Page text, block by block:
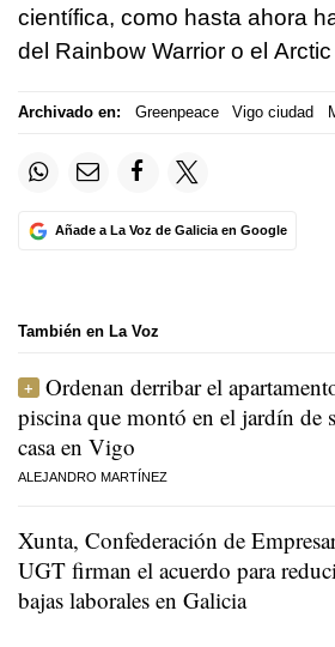
científica, como hasta ahora
del Rainbow Warrior o el
Archivado en: Greenpeace Vigo ciudad
Añade a La Voz de Galicia en Google
También en La Voz
Ordenan derribar el
piscina que montó en el jardín de
casa en Vigo
ALEJANDRO MARTÍNEZ
Xunta, Confederación de
UGT firman el acuerdo para
bajas laborales en Galicia